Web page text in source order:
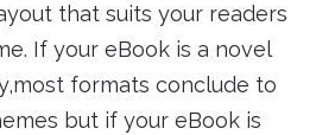
that suits your readers
If your eBook is a novel
formats conclude to
but if your eBook is